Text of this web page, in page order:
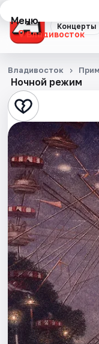
Концерты
Меню
Владивосток
Концерты
Театр
Стендап
Экскурсии
Спорт
События
Города
Площадки
Артисты
Рейтинги
Ночной режим
Владивосток